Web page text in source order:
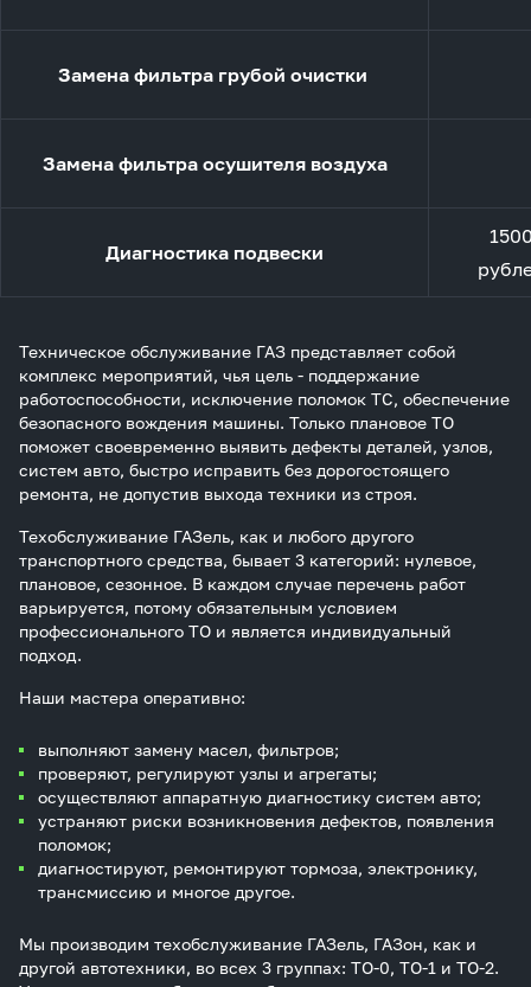
Замена фильтра грубой очистки
Замена фильтра осушителя воздуха
Диагностика подвески
Техническое обслуживание ГАЗ представляет собой
комплекс мероприятий, чья цель - поддержание
работоспособности, исключение поломок ТС, обеспечение
безопасного вождения машины. Только плановое ТО
поможет своевременно выявить дефекты деталей, узлов,
систем авто, быстро исправить без дорогостоящего
ремонта, не допустив выхода техники из строя.
Техобслуживание ГАЗель, как и любого другого
транспортного средства, бывает 3 категорий: нулевое,
плановое, сезонное. В каждом случае перечень работ
варьируется, потому обязательным условием
профессионального ТО и является индивидуальный
подход.
Наши мастера оперативно:
выполняют замену масел, фильтров;
проверяют, регулируют узлы и агрегаты;
осуществляют аппаратную диагностику систем авто;
устраняют риски возникновения дефектов, появления
поломок;
диагностируют, ремонтируют тормоза, электронику,
трансмиссию и многое другое.
Мы производим техобслуживание ГАЗель, ГАЗон, как и
другой автотехники, во всех 3 группах: ТО-0, ТО-1 и ТО-2.